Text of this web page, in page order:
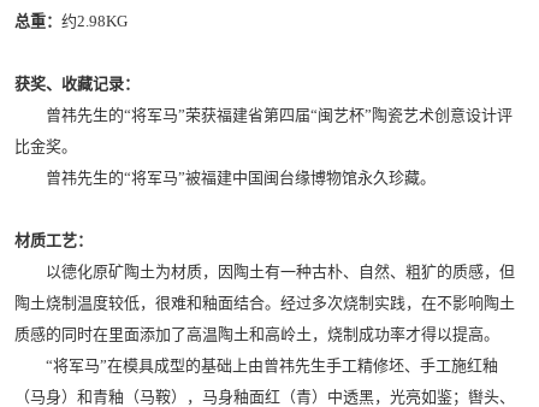
总重： 约2.98KG
获奖、收藏记录：
曾祎先生的“将军马”荣获福建省第四届“闽艺杯”陶瓷艺术创意设计评
比金奖。
曾祎先生的“将军马”被福建中国闽台缘博物馆永久珍藏。
材质工艺：
以德化原矿陶土为材质，因陶土有一种古朴、自然、粗犷的质感，但
陶土烧制温度较低，很难和釉面结合。经过多次烧制实践，在不影响陶土
质感的同时在里面添加了高温陶土和高岭土，烧制成功率才得以提高。
“将军马”在模具成型的基础上由曾祎先生手工精修坯、手工施红釉
（马身）和青釉（马鞍），马身釉面红（青）中透黑，光亮如鉴；辔头、